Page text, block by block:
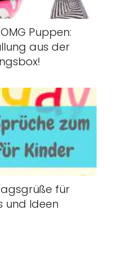
Puppen:
aus der
für
und Ideen